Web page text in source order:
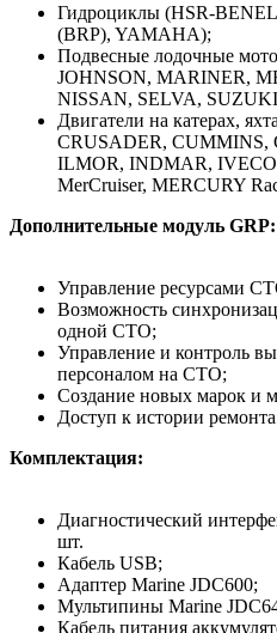
Гидроциклы (HSR-
(BRP), YAMAHA);
Подвесные лодочные
JOHNSON, MARINER,
NISSAN, SELVA,
Двигатели на катерах,
CRUSADER, CUMMINS,
ILMOR, INDMAR,
MerCruiser, MERCURY
Дополнительные модуль GRP:
Управление ресурсами
Возможность
одной СТО;
Управление и контроль
персоналом на СТО;
Создание новых марок и
Доступ к истории
Комплектация:
Диагностический
шт.
Кабель USB;
Адаптер Marine JDC600;
Мультипины Marine
Кабель питания